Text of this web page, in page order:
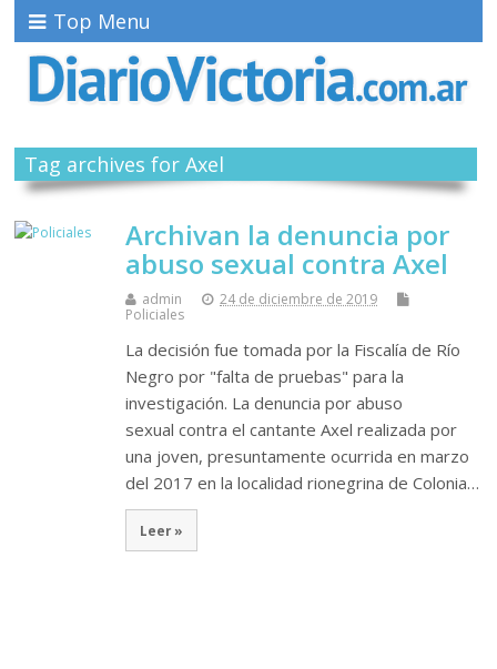
Top Menu
Tag archives for Axel
Archivan la denuncia por
abuso sexual contra Axel
admin
24 de diciembre de 2019
Policiales
La decisión fue tomada por la Fiscalía de Río
Negro por "falta de pruebas" para la
investigación. La denuncia por abuso
sexual contra el cantante Axel realizada por
una joven, presuntamente ocurrida en marzo
del 2017 en la localidad rionegrina de Colonia…
Leer »